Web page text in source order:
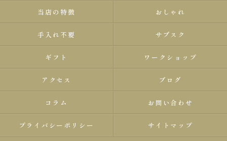
当店の特徴 おしゃれ
手入れ不要 サブスク
ギフト ワークショップ
アクセス ブログ
コラム お問い合わせ
プライバシーポリシー サイトマップ